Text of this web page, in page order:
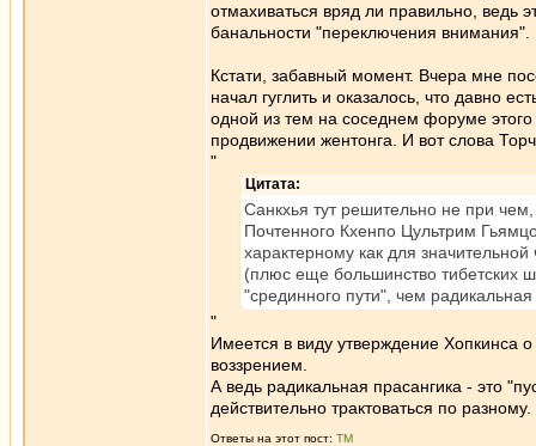
отмахиваться вряд ли правильно, ведь
банальности "переключения внимания".
Кстати, забавный момент. Вчера мне
начал гуглить и оказалось, что давно
одной из тем на соседнем форуме
продвижении жентонга. И вот слова
"
Цитата:
Санкхья тут решительно не при
Почтенного Кхенпо Цультрим
характерному как для значительной
(плюс еще большинство тибетских
"срединного пути", чем
"
Имеется в виду утверждение Хопкинса
воззрением.
А ведь радикальная прасангика - это
действительно трактоваться по
Ответы на этот пост: ТМ